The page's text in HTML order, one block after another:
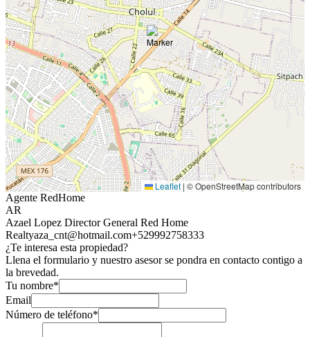
Leaflet | © OpenStreetMap contributors
Agente RedHome
AR
Azael Lopez Director General Red Home
Realtyaza_cnt@hotmail.com+529992758333
¿Te interesa esta propiedad?
Llena el formulario y nuestro asesor se pondra en contacto contigo a
la brevedad.
Tu nombre*
Email
Número de teléfono*